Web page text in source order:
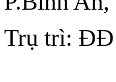
Trụ trì: ĐĐ